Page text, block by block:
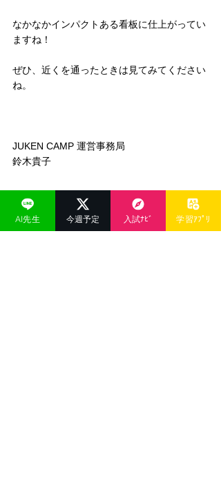
なかなかインパクトある看板に仕上がってい
ますね！
ぜひ、近くを通ったときは見てみてください
ね。
JUKEN CAMP 運営事務局
鈴木貴子
関連記事 すべて表示
AI先生 今週予定 入試ﾅﾋﾞ 学習ｱﾌﾟﾘ